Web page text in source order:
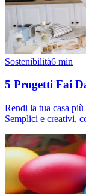
Sostenibilità6 min
5 Progetti Fai
Rendi la tua casa
Semplici e creativi,